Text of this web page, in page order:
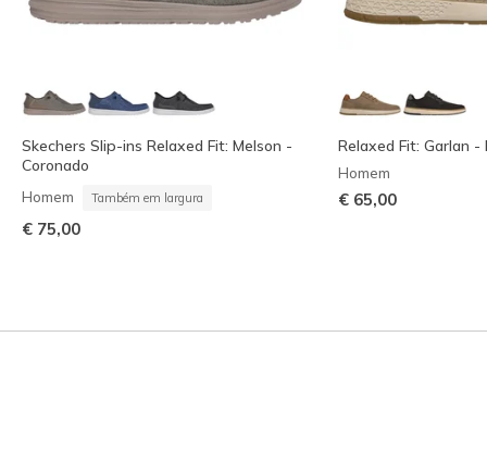
Skechers Slip-ins Relaxed Fit: Melson -
Coronado
Homem Também em largura
€ 75,00
Relaxed Fit: Garlan -
Homem
€ 65,00